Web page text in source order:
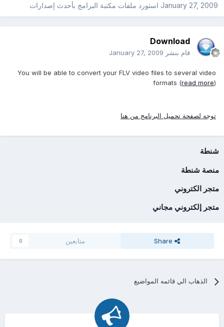
January 27, 2009استورد ملفات مكتبة البرامج بأحدث إصدارات
Download
قام بنشر January 27, 2009
You will be able to convert your FLV video files to several video
formats (read more
توجه لصفحة تحميل البرنامج من هنا
شنطة
منصة شنطة
متجر الكتروني
متجر إلكتروني مجاني
Share متابعين 0
الذهاب الي قائمه المواضيع